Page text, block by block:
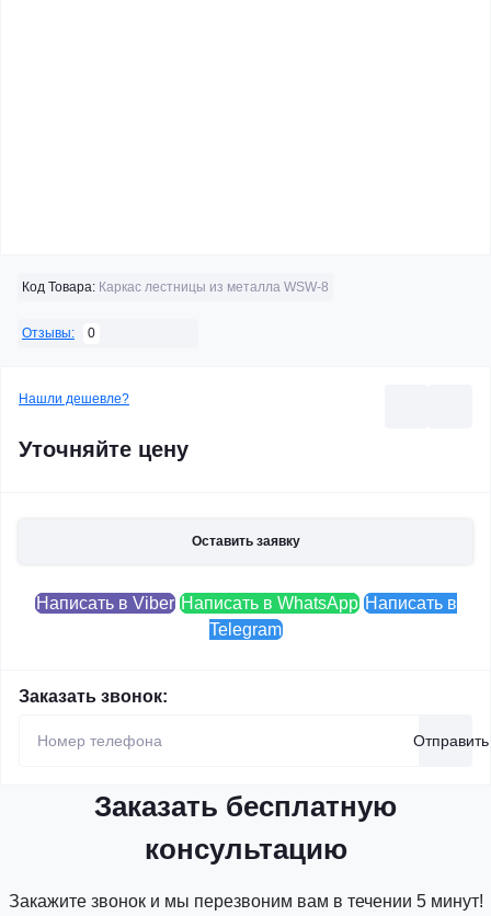
Код Товара: Каркас лестницы из металла WSW-8
Отзывы: 0
Нашли дешевле?
Уточняйте цену
Оставить заявку
Написать в Viber Написать в WhatsApp Написать в
Telegram
Заказать звонок:
Отправить
Заказать бесплатную
консультацию
Закажите звонок и мы перезвоним вам в течении 5 минут!